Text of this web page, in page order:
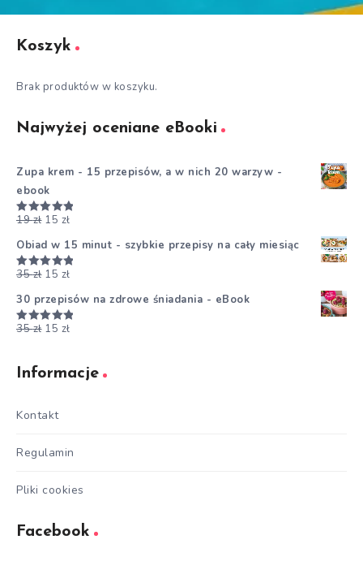
Koszyk
Brak produktów w koszyku.
Najwyżej oceniane eBooki
Zupa krem - 15 przepisów, a w nich 20 warzyw -
ebook
Oceniono
19zł 15 zł
Obiad w 15 minut - szybkie przepisy na cały miesiąc
Oceniono
35zł 15 zł
30 przepisów na zdrowe śniadania - eBook
Oceniono
35zł 15 zł
Informacje
Kontakt
Regulamin
Pliki cookies
Facebook